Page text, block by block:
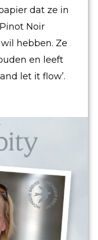
dat ze in
Noir
hebben. Ze
en leeft
let it flow’.